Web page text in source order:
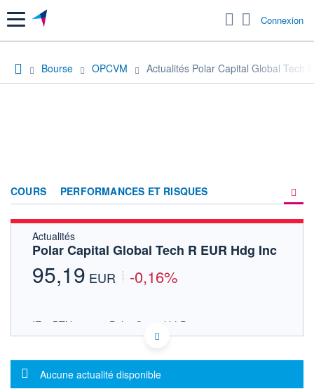
Menu Connexion
Bourse OPCVM Actualités Polar Capital Global Tech
COURS PERFORMANCES ET RISQUES
Actualités
Polar Capital Global Tech R EUR Hdg Inc
95,19 EUR -0,16%
IE00BTN23623 - Polar Capital LLP
OPCVM DERNIER COURS CONNU AU 05/08/2026
Message d'information
Aucune actualité disponible